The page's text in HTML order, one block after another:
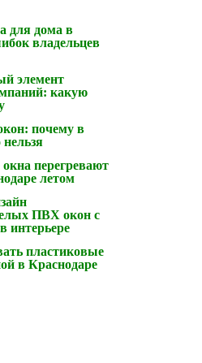
для дома в
владельцев
элемент
какую
почему в
нельзя
перегревают
летом
ПВХ окон с
интерьере
пластиковые
в Краснодаре